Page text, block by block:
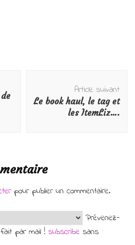
Article suivant
Le book haul, le tag et
les ItemLiz….
pour publier un commentaire.
Prévenez-
par mail ! subscribe sans